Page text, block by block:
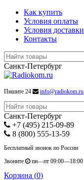
Как купить
Условия оплаты
Условия доставки
Контакты
Санкт-Петербург
Пишите 24 info@radiokom.ru
Санкт-Петербург
+7 (495) 215-09-89
8 (800) 555-13-59
Бесплатный звонок по России
Звоните
пн—пт 09:00—18:00
Корзина (0)